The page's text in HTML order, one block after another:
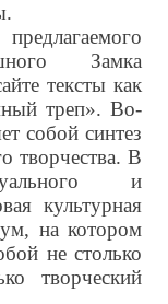
Замка
тексты как
треп». Во-
собой синтез
творчества. В
и
культурная
на котором
не столько
творческий